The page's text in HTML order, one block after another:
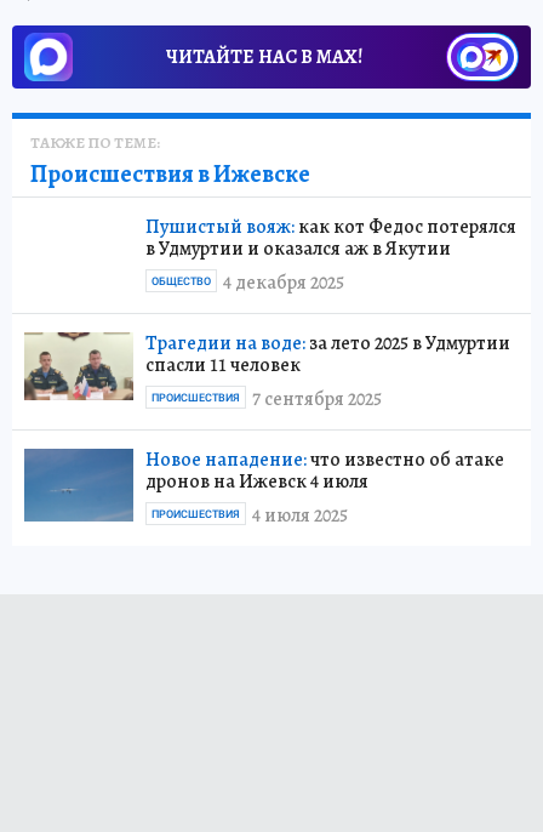
ЧИТАЙТЕ НАС В МАХ!
ТАКЖЕ ПО ТЕМЕ:
Происшествия в Ижевске
Пушистый вояж:как кот Федос потерялся
в Удмуртии и оказался аж в Якутии
4 декабря 2025
ОБЩЕСТВО
Трагедии на воде:за лето 2025 в Удмуртии
спасли 11 человек
7 сентября 2025
ПРОИСШЕСТВИЯ
Новое нападение:что известно об атаке
дронов на Ижевск 4 июля
4 июля 2025
ПРОИСШЕСТВИЯ